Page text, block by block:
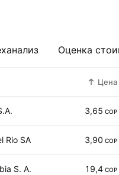
Оценка
Цена
3,65 COP
Rio SA 3,90 COP
S. A. 19,4 COP